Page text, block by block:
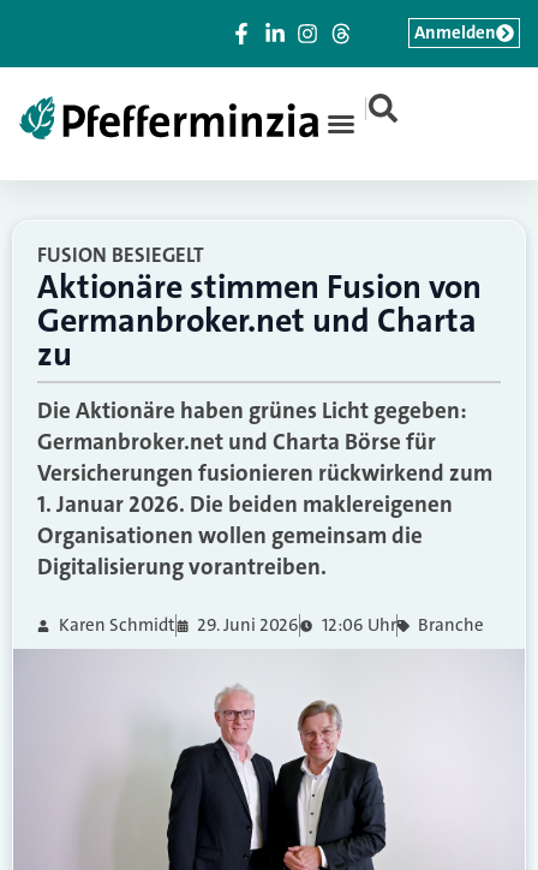
|
Anmelden
FUSION BESIEGELT
Aktionäre stimmen Fusion von
Germanbroker.net und Charta
zu
Die Aktionäre haben grünes Licht gegeben:
Germanbroker.net und Charta Börse für
Versicherungen fusionieren rückwirkend zum
1. Januar 2026. Die beiden maklereigenen
Organisationen wollen gemeinsam die
Digitalisierung vorantreiben.
Karen Schmidt 29. Juni 2026 12:06 Uhr Branche